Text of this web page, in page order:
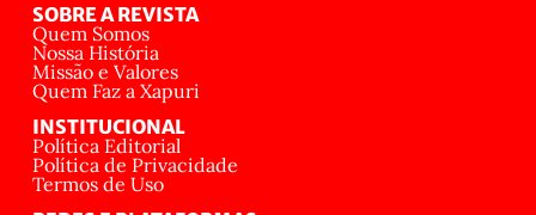
SOBRE A REVISTA
Quem Somos
Nossa História
Missão e Valores
Quem Faz a Xapuri
INSTITUCIONAL
Política Editorial
Política de Privacidade
Termos de Uso